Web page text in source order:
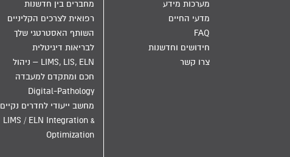
מערכות מידע
מדעי החיים
FAQ
חידושים וחדשנות
צרו קשר
מחברים בין חדשנות
רפואית לצרכים הקליניים
השותף האסטרטגי שלך
לבריאות דיגיטלית
LIMS, LIS, ELN – ניהול
חכם ומתקדם למעבדה
Digital-Pathology
מחשב ייעודי לחדרים נקיים
LIMS / ELN Integration &
Optimization